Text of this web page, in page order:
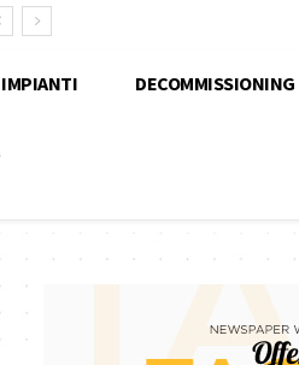
IMPIANTI DECOMMISSIONING